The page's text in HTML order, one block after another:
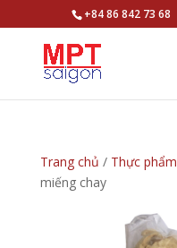
+84 86 842 73 68
Trang chủ / Thực phẩm
miếng chay